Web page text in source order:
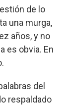
de lo
una murga,
años, y no
es obvia. En
del
respaldado